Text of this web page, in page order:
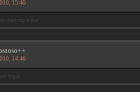
15:40
mesmo o joo.
14:46
legal